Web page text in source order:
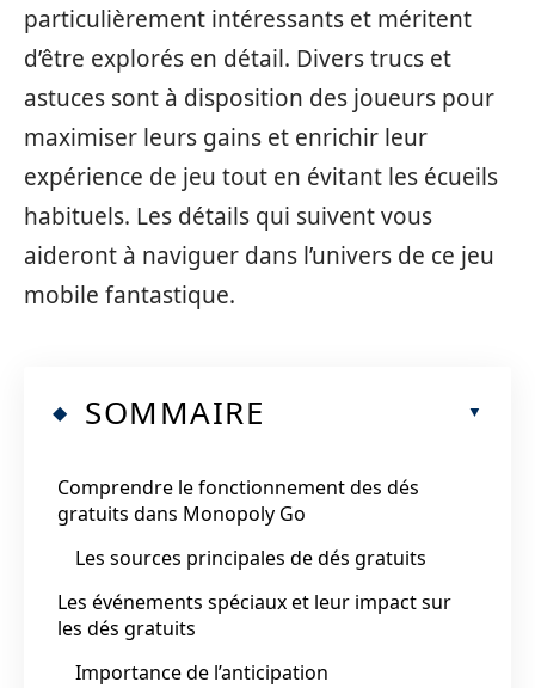
particulièrement intéressants et méritent
d’être explorés en détail. Divers trucs et
astuces sont à disposition des joueurs pour
maximiser leurs gains et enrichir leur
expérience de jeu tout en évitant les écueils
habituels. Les détails qui suivent vous
aideront à naviguer dans l’univers de ce jeu
mobile fantastique.
SOMMAIRE
Comprendre le fonctionnement des dés
gratuits dans Monopoly Go
Les sources principales de dés gratuits
Les événements spéciaux et leur impact sur
les dés gratuits
Importance de l’anticipation